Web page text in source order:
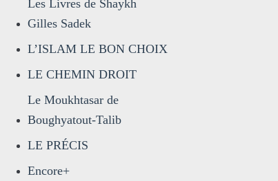
Les Livres de Shaykh
Gilles Sadek
L’ISLAM LE BON CHOIX
LE CHEMIN DROIT
Le Moukhtasar de
Boughyatout-Talib
LE PRÉCIS
Encore+